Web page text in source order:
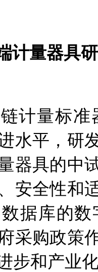
计量器具
计量标
水平， 研
器具的中
安全性和
据库的
采购政策
步和产业